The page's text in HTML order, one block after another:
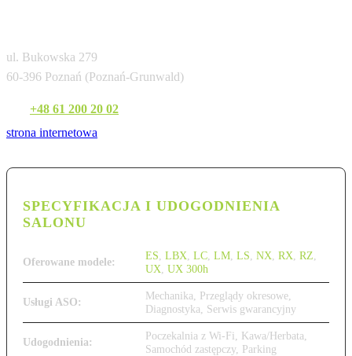
ul. Bukowska 279
60-396 Poznań (Poznań-Grunwald)
+48 61 200 20 02
strona internetowa
SPECYFIKACJA I UDOGODNIENIA
SALONU
Oferowane modele: ES LBX LC LM LS NX RX RZ
UX UX 300h
Usługi ASO:
Mechanika, Przeglądy okresowe,
Diagnostyka, Serwis gwarancyjny
Udogodnienia:
Poczekalnia z Wi-Fi, Kawa/Herbata,
Samochód zastępczy, Parking